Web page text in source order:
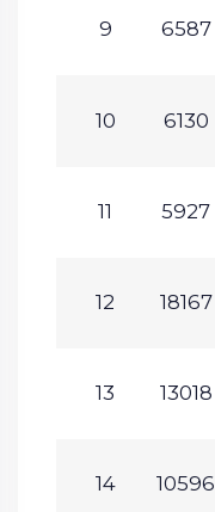
9 6587
10 6130
11 5927
12 18167
13 13018
14 10596